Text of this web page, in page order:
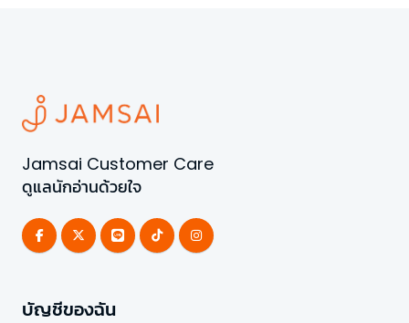
Jamsai Customer Care
ดูแลนักอ่านด้วยใจ
บัญชีของฉัน